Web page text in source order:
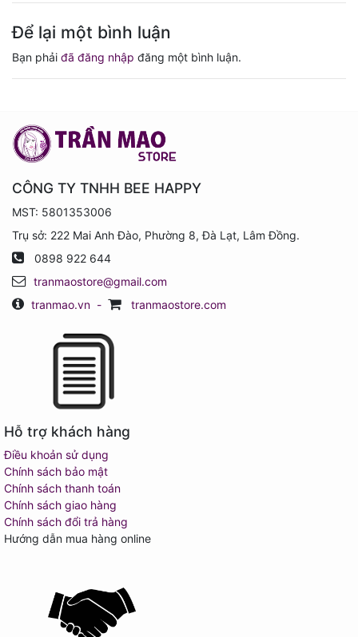
Để lại một bình luận
Bạn phải đã đăng nhập đăng một bình luận.
CÔNG TY TNHH BEE HAPPY
MST: 5801353006
Trụ sở: 222 Mai Anh Đào, Phường 8, Đà Lạt, Lâm Đồng.
0898 922 644
tranmaostore@gmail.com
tranmao.vn - tranmaostore.com
Hỗ trợ khách hàng
Điều khoản sử dụng
Chính sách bảo mật
Chính sách thanh toán
Chính sách giao hàng
Chính sách đổi trả hàng
Hướng dẫn mua hàng online